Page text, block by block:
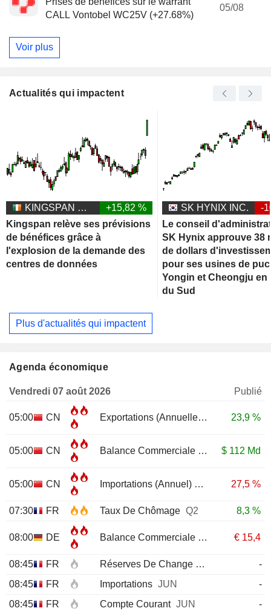
CALL Vontobel WC25V (+27.68%)
05/08
Voir plus
Actualités qui impactent
KINGSPAN GROUP PLC
+15,82 %
Kingspan relève ses prévisions
de bénéfices grâce à
l'explosion de la demande des
centres de données
SK HYNIX INC.
-
Le conseil
SK Hynix approuve 38
de dollars
pour ses usines de
Yongin et Cheongju en
du Sud
Plus d'actualités qui impactent
Agenda économique
Vendredi 07 août 2026 Publié
05:00 CN Exportations (Annuelle) 23,9 %
05:00 CN Balance CommercialeJUL $ 112 Md
05:00 CN Importations (Annuel)JUL 27,5 %
07:30 FR Taux De Chômage Q2 8,3 %
08:00 DE Balance CommercialeJUN € 15,4
08:45 FR Réserves De ChangeJUL
-
08:45
FR Importations JUN
-
08:45
FR Compte Courant JUN -